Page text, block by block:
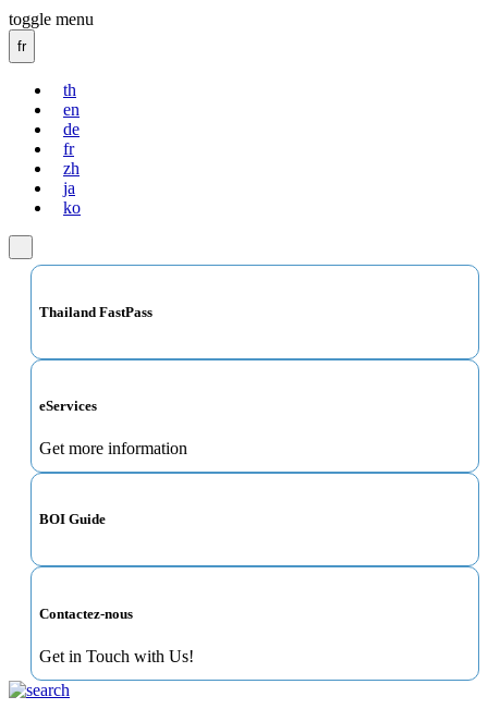
toggle menu
fr
th
en
de
fr
zh
ja
ko
Thailand FastPass
eServices
Get more information
BOI Guide
Contactez-nous
Get in Touch with Us!